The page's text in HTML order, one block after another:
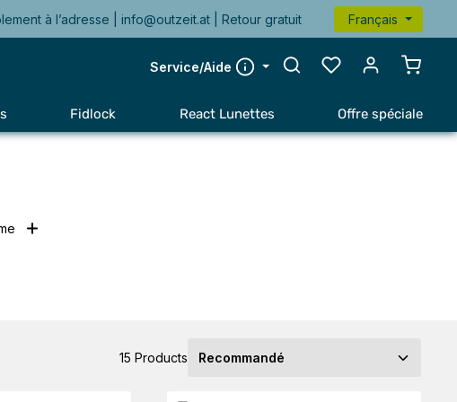
à l’adresse |info@outzeit.at | Retour gratuit Français
Service/Aide
Le
Fidlock React Lunettes Offre spéciale
15 Products